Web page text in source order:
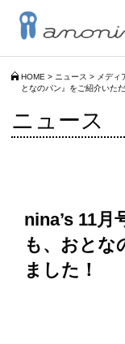
HOME > ニュース > メディ
となのパン』をご紹介いた
ニュース
nina’s 11
も、おとな
ました！